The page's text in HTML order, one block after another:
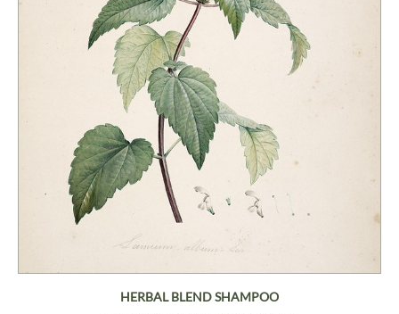
HERBAL BLEND SHAMPOO